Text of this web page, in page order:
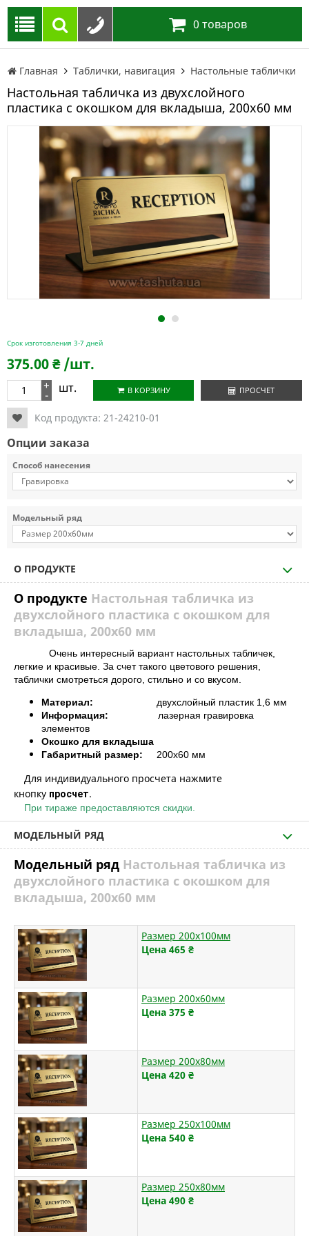
0 товаров
Главная Таблички, навигация Настольные таблички
Настольная табличка из двухслойного
пластика с окошком для вкладыша, 200х60 мм
1 2
Срок изготовления 3-7 дней
375.00₴ /шт.
+
- шт. В КОРЗИНУ ПРОСЧЕТ
Код продукта: 21-24210-01
Опции заказа
Способ нанесения
Модельный ряд
О ПРОДУКТЕ
О продукте Настольная табличка из
двухслойного пластика с окошком для
вкладыша, 200х60 мм
Очень интересный вариант настольных табличек,
легкие и красивые. За счет такого цветового решения,
таблички смотреться дорого, стильно и со вкусом.
Материал: двухслойный пластик 1,6 мм
Информация: лазерная гравировка
элементов
Окошко для вкладыша
Габаритный размер: 200х60 мм
Для индивидуального просчета нажмите
кнопку просчет.
При тираже предоставляются скидки.
МОДЕЛЬНЫЙ РЯД
Модельный ряд Настольная табличка из
двухслойного пластика с окошком для
вкладыша, 200х60 мм
Размер 200х100мм
Цена 465 ₴
Размер 200х60мм
Цена 375 ₴
Размер 200х80мм
Цена 420 ₴
Размер 250х100мм
Цена 540 ₴
Размер 250х80мм
Цена 490 ₴